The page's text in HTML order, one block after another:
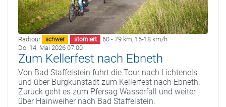
Radtour schwer storniert 60 - 79 km, 15-18 km/h
Do. 14. Mai 2026 07:00
Zum Kellerfest nach Ebneth
Von Bad Staffelstein führt die Tour nach Lichtenels
und über Burgkunstadt zum Kellerfest nach Ebneth.
Zurück geht es zum Pfersag Wasserfall und weiter
über Hainweiher nach Bad Staffelstein.